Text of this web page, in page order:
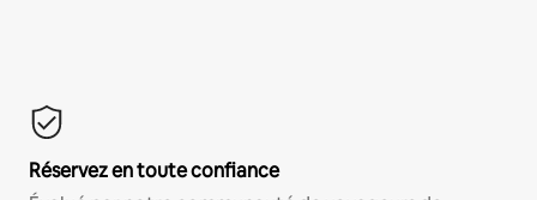
Réservez en toute confiance